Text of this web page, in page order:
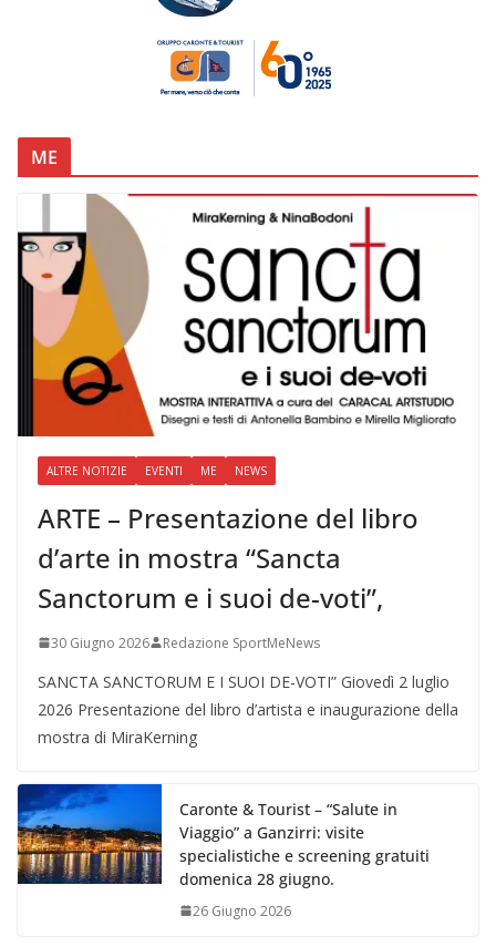
ME
ALTRE NOTIZIE EVENTI ME NEWS
ARTE – Presentazione del libro
d’arte in mostra “Sancta
Sanctorum e i suoi de-voti”,
30 Giugno 2026 Redazione SportMeNews
SANCTA SANCTORUM E I SUOI DE-VOTI” Giovedì 2 luglio
2026 Presentazione del libro d’artista e inaugurazione della
mostra di MiraKerning
Caronte & Tourist – “Salute in
Viaggio” a Ganzirri: visite
specialistiche e screening gratuiti
domenica 28 giugno.
26 Giugno 2026